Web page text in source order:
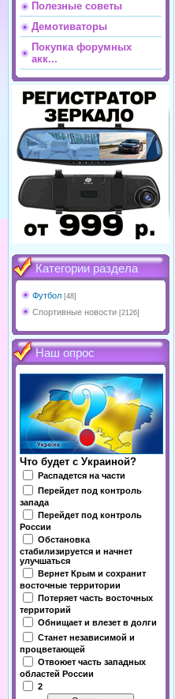
Полезные советы
Демотиваторы
Покупка форумных
акк...
Категории раздела
Футбол [48]
Спортивные новости [2126]
Наш опрос
Что будет с Украиной?
Распадется на части
Перейдет под контроль
запада
Перейдет под контроль
России
Обстановка
стабилизируется и начнет
улучшаться
Вернет Крым и сохранит
восточные территории
Потеряет часть восточных
территорий
Обнищает и влезет в долги
Станет независимой и
процветающей
Отвоюет часть западных
областей России
2